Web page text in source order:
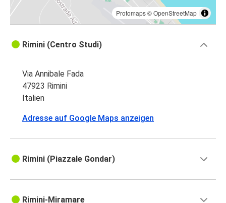
Protomaps©OpenStreetMap
Rimini (Centro Studi)
Via Annibale Fada
47923 Rimini
Italien
Adresse auf Google Maps anzeigen
Rimini (Piazzale Gondar)
Rimini-Miramare